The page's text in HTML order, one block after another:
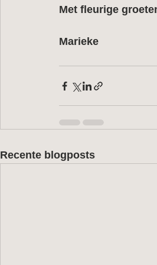
Met fleurige
Marieke
Recente blogposts